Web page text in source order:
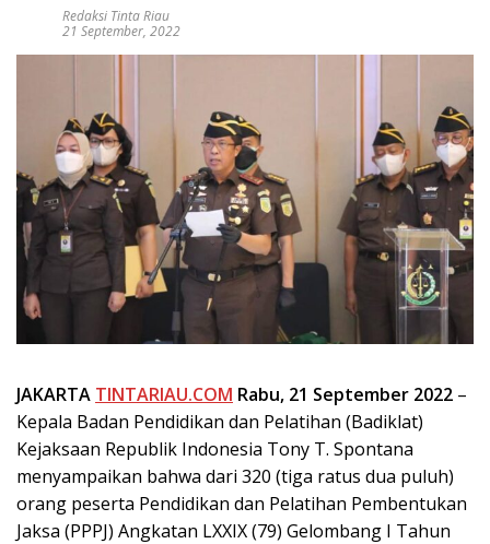
Redaksi Tinta Riau
21 September, 2022
JAKARTA TINTARIAU.COM Rabu, 21 September 2022 –
Kepala Badan Pendidikan dan Pelatihan (Badiklat)
Kejaksaan Republik Indonesia Tony T. Spontana
menyampaikan bahwa dari 320 (tiga ratus dua puluh)
orang peserta Pendidikan dan Pelatihan Pembentukan
Jaksa (PPPJ) Angkatan LXXIX (79) Gelombang I Tahun